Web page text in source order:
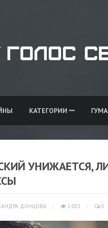
КАТЕГОРИИ
УНИЖАЕТСЯ,
ДОНЦОВА 1 002 0